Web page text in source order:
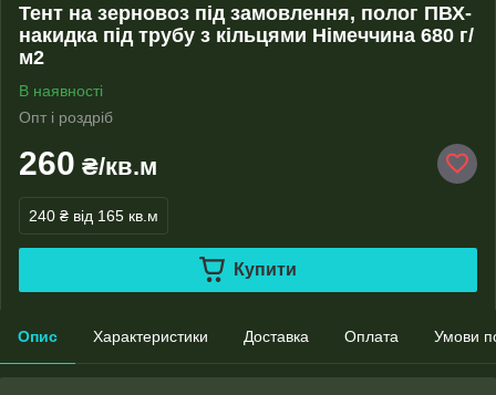
Тент на зерновоз під замовлення, полог ПВХ-
накидка під трубу з кільцями Німеччина 680 г/
м2
В наявності
Опт і роздріб
260 ₴/кв.м
240 ₴ від 165 кв.м
Купити
Опис Характеристики Доставка Оплата Умови